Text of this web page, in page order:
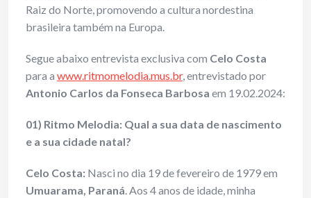
Raiz do Norte, promovendo a cultura nordestina
brasileira também na Europa.
Segue abaixo entrevista exclusiva com Celo Costa
para a www.ritmomelodia.mus.br, entrevistado por
Antonio Carlos da Fonseca Barbosa em 19.02.2024:
01) Ritmo Melodia: Qual a sua data de nascimento
e a sua cidade natal?
Celo Costa: Nasci no dia 19 de fevereiro de 1979 em
Umuarama, Paraná. Aos 4 anos de idade, minha